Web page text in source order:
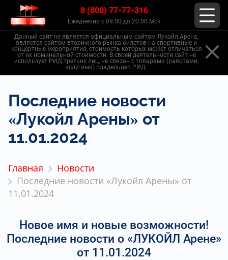
8 (800) 77-77-316
Ежедневно с 09:00 до 20:00 Мск
Данный сайт не является официальным сайтом Лукойл Арена,
является сайтом вторичного рынка билетов на спортивные и
концертные мероприятия, стоимость которых может отличаться
от их номинальной стоимости. В своей деятельности сайт не
использует РИД третьих лиц, не связан с товарами (работами,
услугами) владельцев РИД.
Последние новости
«Лукойл Арены» от
11.01.2024
Главная
Новости
Последние новости «Лукойл Арены» от
11.01.2024
Новое имя и новые возможности!
Последние новости о «ЛУКОЙЛ Арене»
от 11.01.2024